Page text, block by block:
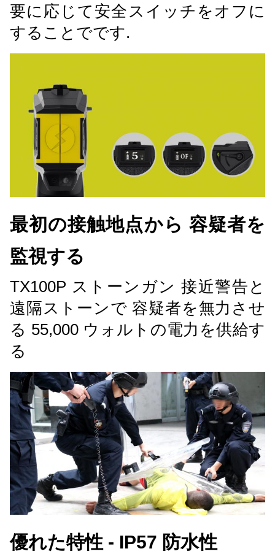
要に応じて安全スイッチをオフに
することでです.
最初の接触地点から 容疑者を
監視する
TX100P ストーンガン 接近警告と
遠隔ストーンで 容疑者を無力させ
る 55,000 ウォルトの電力を供給す
る
優れた特性 - IP57 防水性